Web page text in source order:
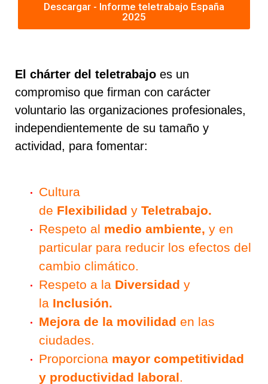
Descargar - Informe teletrabajo España
2025
El chárter del teletrabajo es un
compromiso que firman con carácter
voluntario las organizaciones profesionales,
independientemente de su tamaño y
actividad, para fomentar:
Cultura
de Flexibilidad y Teletrabajo.
Respeto al medio ambiente, y en
particular para reducir los efectos del
cambio climático.
Respeto a la Diversidad y
la Inclusión.
Mejora de la movilidad en las
ciudades.
Proporciona mayor competitividad
y productividad laboral.